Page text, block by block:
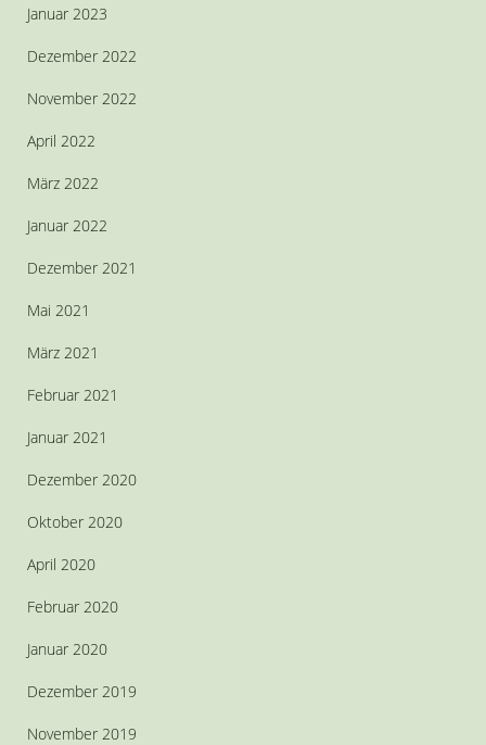
Januar 2023
Dezember 2022
November 2022
April 2022
März 2022
Januar 2022
Dezember 2021
Mai 2021
März 2021
Februar 2021
Januar 2021
Dezember 2020
Oktober 2020
April 2020
Februar 2020
Januar 2020
Dezember 2019
November 2019